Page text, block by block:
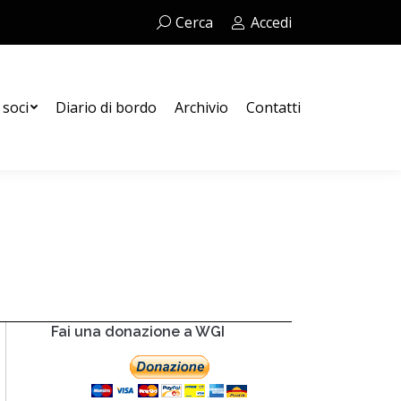
Cerca:Cerca Accedi
Diario di bordo Archivio Contatti
Fai una donazione a WGI
Contatti